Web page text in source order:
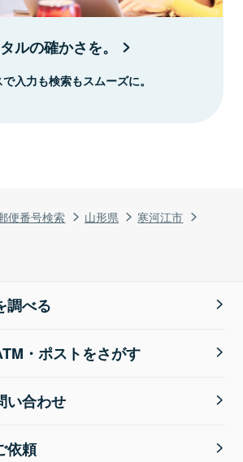
便番号検索 山形県
寒河江市
ルの確かさを。
入力も検索もスムーズに。
調べる
・ポストをさがす
い合わせ
依頼